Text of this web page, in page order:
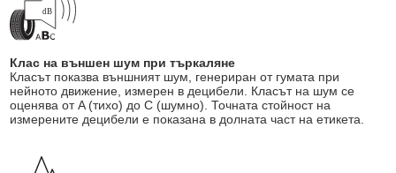
Клас на външен шум при търкаляне
Класът показва външният шум, генериран от гумата при
нейното движение, измерен в децибели. Класът на шум се
оценява от A (тихо) до C (шумно). Точната стойност на
измерените децибели е показана в долната част на етикета.